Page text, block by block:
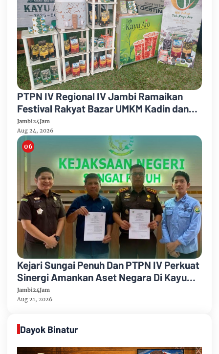
PTPN IV Regional IV Jambi Ramaikan
Festival Rakyat Bazar UMKM Kadin dan
Korem 042/Garuda Putih
Jambi24Jam
Aug 24, 2026
Kejari Sungai Penuh Dan PTPN IV Perkuat
Sinergi Amankan Aset Negara Di Kayu
Aro
Jambi24Jam
Aug 21, 2026
Dayok Binatur